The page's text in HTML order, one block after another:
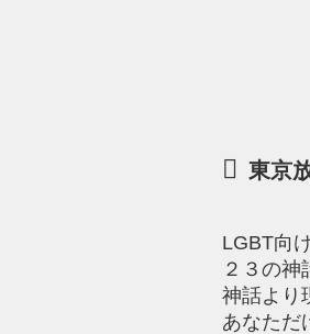
東京
LGBT向
２３の
神話より
あなた